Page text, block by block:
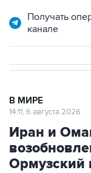
Получать
канале
В МИРЕ
14:11, 6 августа 2026
Иран и
Ормузский